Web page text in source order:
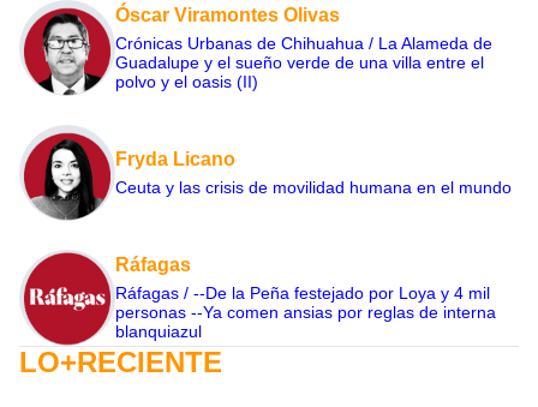
Óscar Viramontes Olivas
Crónicas Urbanas de Chihuahua / La Alameda de
Guadalupe y el sueño verde de una villa entre el
polvo y el oasis (II)
Fryda Licano
Ceuta y las crisis de movilidad humana en el mundo
Ráfagas
Ráfagas / --De la Peña festejado por Loya y 4 mil
personas --Ya comen ansias por reglas de interna
blanquiazul
LO+RECIENTE